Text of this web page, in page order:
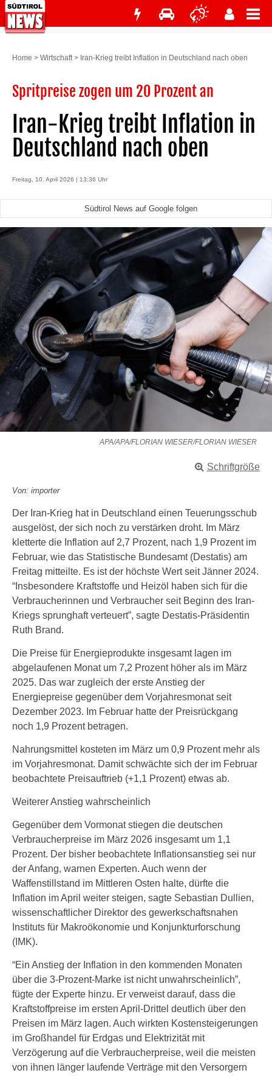
Home > Wirtschaft> Iran-Krieg treibt Inflation in Deutschland nach oben
Spritpreise zogen um 20 Prozent an
Iran-Krieg treibt Inflation in
Deutschland nach oben
Freitag, 10. April 2026 | 13:36 Uhr
Südtirol News auf Google folgen
APA/APA/FLORIAN WIESER/FLORIAN WIESER
Schriftgröße
Von: importer
Der Iran-Krieg hat in Deutschland einen Teuerungsschub
ausgelöst, der sich noch zu verstärken droht. Im März
kletterte die Inflation auf 2,7 Prozent, nach 1,9 Prozent im
Februar, wie das Statistische Bundesamt (Destatis) am
Freitag mitteilte. Es ist der höchste Wert seit Jänner 2024.
“Insbesondere Kraftstoffe und Heizöl haben sich für die
Verbraucherinnen und Verbraucher seit Beginn des Iran-
Kriegs sprunghaft verteuert”, sagte Destatis-Präsidentin
Ruth Brand.
Die Preise für Energieprodukte insgesamt lagen im
abgelaufenen Monat um 7,2 Prozent höher als im März
2025. Das war zugleich der erste Anstieg der
Energiepreise gegenüber dem Vorjahresmonat seit
Dezember 2023. Im Februar hatte der Preisrückgang
noch 1,9 Prozent betragen.
Nahrungsmittel kosteten im März um 0,9 Prozent mehr als
im Vorjahresmonat. Damit schwächte sich der im Februar
beobachtete Preisauftrieb (+1,1 Prozent) etwas ab.
Weiterer Anstieg wahrscheinlich
Gegenüber dem Vormonat stiegen die deutschen
Verbraucherpreise im März 2026 insgesamt um 1,1
Prozent. Der bisher beobachtete Inflationsanstieg sei nur
der Anfang, warnen Experten. Auch wenn der
Waffenstillstand im Mittleren Osten halte, dürfte die
Inflation im April weiter steigen, sagte Sebastian Dullien,
wissenschaftlicher Direktor des gewerkschaftsnahen
Instituts für Makroökonomie und Konjunkturforschung
(IMK).
“Ein Anstieg der Inflation in den kommenden Monaten
über die 3-Prozent-Marke ist nicht unwahrscheinlich”,
fügte der Experte hinzu. Er verweist darauf, dass die
Kraftstoffpreise im ersten April-Drittel deutlich über den
Preisen im März lagen. Auch wirkten Kostensteigerungen
im Großhandel für Erdgas und Elektrizität mit
Verzögerung auf die Verbraucherpreise, weil die meisten
von ihnen länger laufende Verträge mit den Versorgern